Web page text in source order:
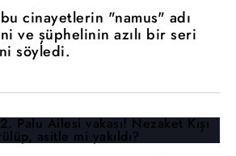
cinayetlerin "namus" adı
ve şüphelinin azılı bir seri
söyledi.